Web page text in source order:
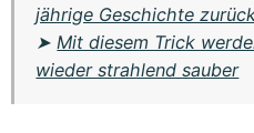
jährige Geschichte
➤Mit diesem Trick
wieder strahlend sauber